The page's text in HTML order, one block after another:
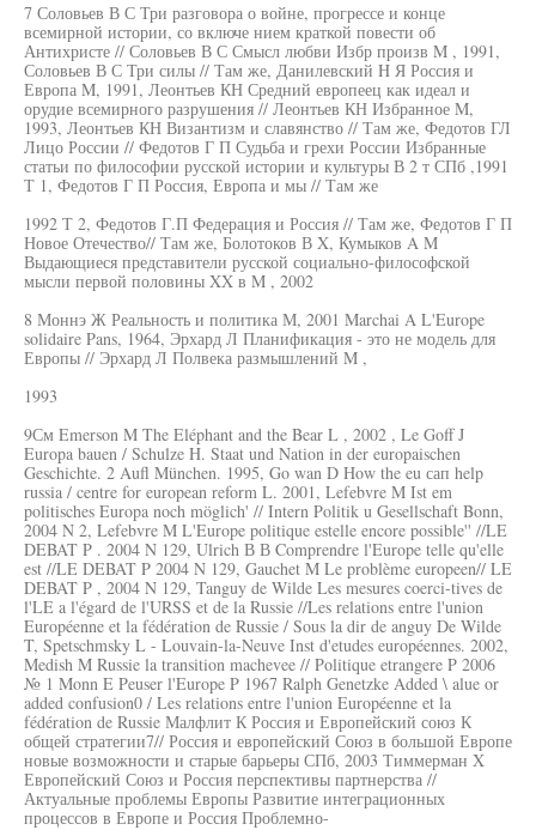
7 Соловьев В С Три разговора о войне, прогрессе и конце
всемирной истории, со включе нием краткой повести об
Антихристе // Соловьев В С Смысл любви Избр произв M , 1991,
Соловьев В С Три силы // Там же, Данилевский H Я Россия и
Европа M, 1991, Леонтьев КН Средний европеец как идеал и
орудие всемирного разрушения // Леонтьев КН Избранное M,
1993, Леонтьев КН Византизм и славянство // Там же, Федотов ГЛ
Лицо России // Федотов Г П Судьба и грехи России Избранные
статьи по философии русской истории и культуры В 2 т СПб ,1991
Т 1, Федотов Г П Россия, Европа и мы // Там же
1992 Т 2, Федотов Г.П Федерация и Россия // Там же, Федотов Г П
Новое Отечество// Там же, Болотоков В X, Кумыков A M
Выдающиеся представители русской социально-философской
мысли первой половины XX в M , 2002
8 Моннэ Ж Реальность и политика М, 2001 Marchai A L'Europe
solidaire Pans, 1964, Эрхард Л Планификация - это не модель для
Европы // Эрхард Л Полвека размышлений M ,
1993
9См Emerson M The Eléphant and the Bear L , 2002 , Le Goff J
Europa bauen / Schulze H. Staat und Nation in der europaischen
Geschichte. 2 Aufl München. 1995, Go wan D How the eu сап help
russia / centre for european reform L. 2001, Lefebvre M Ist em
politisches Europa noch möglich' // Intern Politik u Gesellschaft Bonn,
2004 N 2, Lefebvre M L'Europe politique estelle encore possible'' //LE
DEBAT P . 2004 N 129, Ulrich В В Comprendre l'Europe telle qu'elle
est //LE DEBAT P 2004 N 129, Gauchet M Le problème europeen// LE
DEBAT P , 2004 N 129, Tanguy de Wilde Les mesures coerci-tives de
l'LE a l'égard de l'URSS et de la Russie //Les relations entre l'union
Européenne et la fédération de Russie / Sous la dir de anguy De Wilde
T, Spetschmsky L - Louvain-la-Neuve Inst d'etudes européennes. 2002,
Medish M Russie la transition machevee // Politique etrangere P 2006
№ 1 Monn E Peuser l'Europe P 1967 Ralph Genetzke Added \ alue or
added confusion0 / Les relations entre l'union Européenne et la
fédération de Russie Малфлит К Россия и Европейский союз К
общей стратегии7// Россия и европейский Союз в большой Европе
новые возможности и старые барьеры СПб, 2003 Тиммерман X
Европейский Союз и Россия перспективы партнерства //
Актуальные проблемы Европы Развитие интеграционных
процессов в Европе и Россия Проблемно-